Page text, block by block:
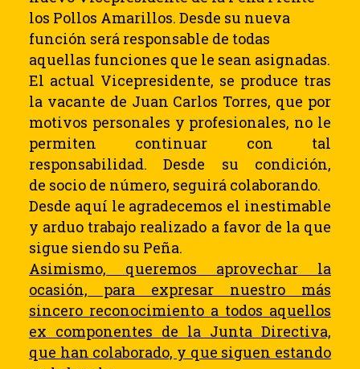
los Pollos Amarillos. Desde su nueva
función será responsable de todas
aquellas funciones que le sean asignadas.
El actual Vicepresidente, se produce tras
la vacante de Juan Carlos Torres, que por
motivos personales y profesionales, no le
permiten continuar con tal
responsabilidad. Desde su condición,
de socio de número, seguirá colaborando.
Desde aquí le agradecemos el inestimable
y arduo trabajo realizado a favor de la que
sigue siendo su Peña.
Asimismo, queremos aprovechar la
ocasión, para expresar nuestro más
sincero reconocimiento a todos aquellos
ex componentes de la Junta Directiva,
que han colaborado, y que siguen estando